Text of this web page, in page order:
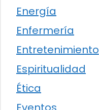
Energía
Enfermería
Entretenimiento
Espiritualidad
Ética